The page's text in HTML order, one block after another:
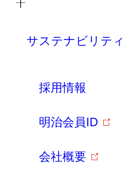
サステナビリティ
採用情報
明治会員ID
会社概要